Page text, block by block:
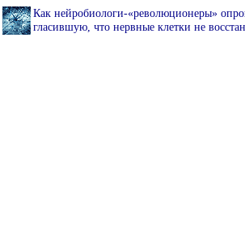
Как нейробиологи-«революционеры»
гласившую, что нервные клетки не